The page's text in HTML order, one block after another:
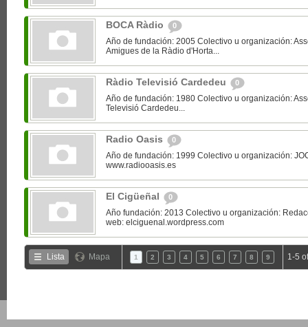
BOCA Ràdio 0
Año de fundación: 2005 Colectivo u organización:
Amigues de la Ràdio d'Horta...
Ràdio Televisió Cardedeu 0
Año de fundación: 1980 Colectivo u organización:
Televisió Cardedeu...
Radio Oasis 0
Año de fundación: 1999 Colectivo u organización:
www.radiooasis.es
El Cigüeñal 0
Año fundación: 2013 Colectivo u organización:
web: elciguenal.wordpress.com
Lista Mapa 1 2 3 4 5 6 7 8 9 1-5